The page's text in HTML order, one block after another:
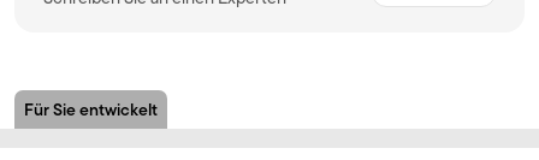
Für Sie entwickelt